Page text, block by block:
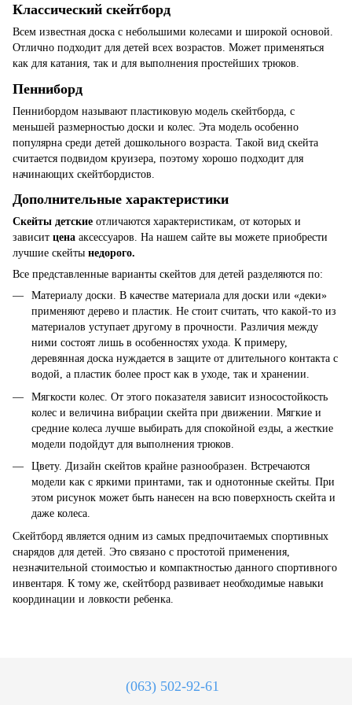
Классический скейтборд
Всем известная доска с небольшими колесами и широкой основой.
Отлично подходит для детей всех возрастов. Может применяться
как для катания, так и для выполнения простейших трюков.
Пенниборд
Пеннибордом называют пластиковую модель скейтборда, с
меньшей размерностью доски и колес. Эта модель особенно
популярна среди детей дошкольного возраста. Такой вид скейта
считается подвидом круизера, поэтому хорошо подходит для
начинающих скейтбордистов.
Дополнительные характеристики
Скейты детские отличаются характеристикам, от которых и
зависит цена аксессуаров. На нашем сайте вы можете приобрести
лучшие скейты недорого.
Все представленные варианты скейтов для детей разделяются по:
Материалу доски. В качестве материала для доски или «деки»
применяют дерево и пластик. Не стоит считать, что какой-то из
материалов уступает другому в прочности. Различия между
ними состоят лишь в особенностях ухода. К примеру,
деревянная доска нуждается в защите от длительного контакта с
водой, а пластик более прост как в уходе, так и хранении.
Мягкости колес. От этого показателя зависит износостойкость
колес и величина вибрации скейта при движении. Мягкие и
средние колеса лучше выбирать для спокойной езды, а жесткие
модели подойдут для выполнения трюков.
Цвету. Дизайн скейтов крайне разнообразен. Встречаются
модели как с яркими принтами, так и однотонные скейты. При
этом рисунок может быть нанесен на всю поверхность скейта и
даже колеса.
Скейтборд является одним из самых предпочитаемых спортивных
снарядов для детей. Это связано с простотой применения,
незначительной стоимостью и компактностью данного спортивного
инвентаря. К тому же, скейтборд развивает необходимые навыки
координации и ловкости ребенка.
(063) 502-92-61